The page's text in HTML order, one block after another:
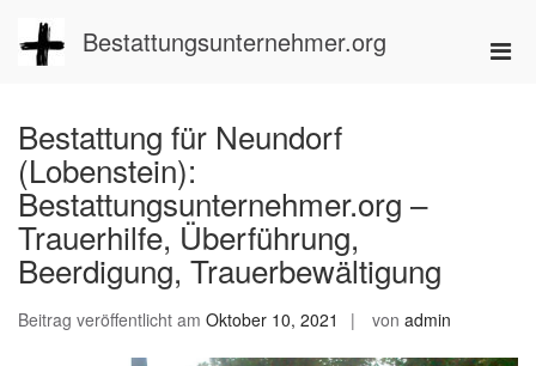
Inhalt
springen
Bestattungsunternehmer.org
Bestattung für Neundorf
(Lobenstein):
Bestattungsunternehmer.org –
Trauerhilfe, Überführung,
Beerdigung, Trauerbewältigung
Beitrag veröffentlicht am Oktober 10, 2021 von admin